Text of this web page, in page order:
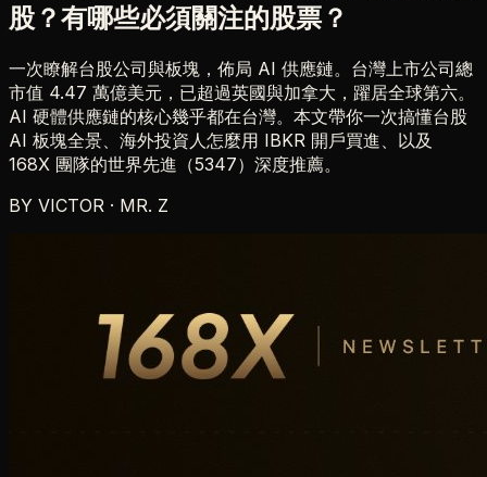
股？有哪些必須關注的股票？
一次瞭解台股公司與板塊，佈局 AI 供應鏈。台灣上市公司總
市值 4.47 萬億美元，已超過英國與加拿大，躍居全球第六。
AI 硬體供應鏈的核心幾乎都在台灣。本文帶你一次搞懂台股
AI 板塊全景、海外投資人怎麼用 IBKR 開戶買進、以及
168X 團隊的世界先進（5347）深度推薦。
BY VICTOR · MR. Z